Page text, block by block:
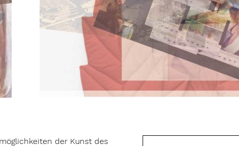
der Kunst des